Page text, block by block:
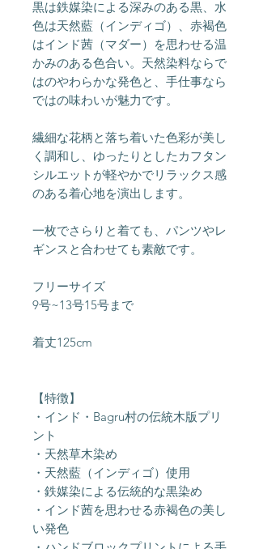
黒は鉄媒染による深みのある黒、水
色は天然藍（インディゴ）、赤褐色
はインド茜（マダー）を思わせる温
かみのある色合い。天然染料ならで
はのやわらかな発色と、手仕事なら
ではの味わいが魅力です。
繊細な花柄と落ち着いた色彩が美し
く調和し、ゆったりとしたカフタン
シルエットが軽やかでリラックス感
のある着心地を演出します。
一枚でさらりと着ても、パンツやレ
ギンスと合わせても素敵です。
フリーサイズ
9号~13号15号まで
着丈125cm
【特徴】
・インド・Bagru村の伝統木版プリ
ント
・天然草木染め
・天然藍（インディゴ）使用
・鉄媒染による伝統的な黒染め
・インド茜を思わせる赤褐色の美し
い発色